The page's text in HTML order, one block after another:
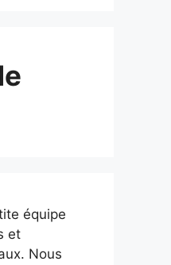
équipe
et
Nous